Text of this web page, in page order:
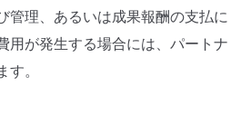
管理、あるいは成果報酬の支払に
用が発生する場合には、パートナ
。